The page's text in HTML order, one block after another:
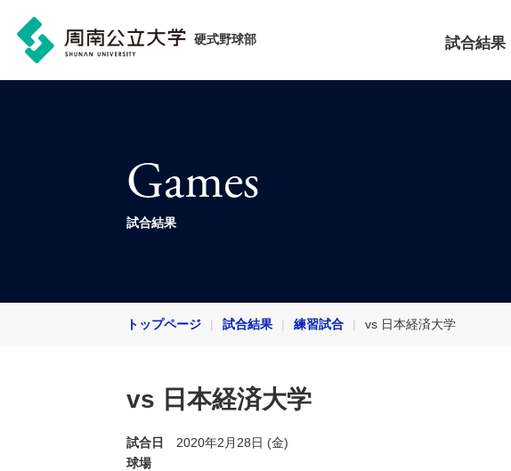
硬式野球部 試合結果
Games
試合結果
トップページ 試合結果 練習試合 vs 日本経済大学
vs 日本経済大学
試合日
2020年2月28日 (金)
球場